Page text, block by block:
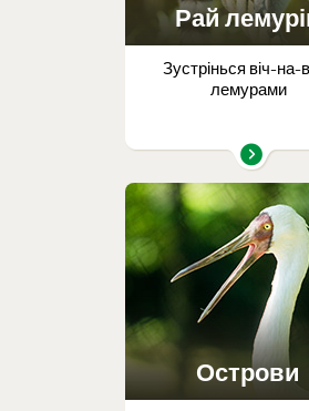
Рай
Зустрінься віч-на-
лемурами
Острови